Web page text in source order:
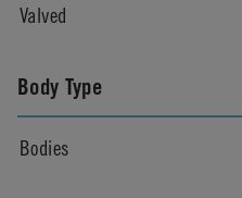
Valved
Body Type
Bodies